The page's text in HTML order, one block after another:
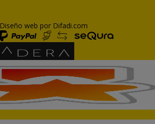
Diseño web por Difadi.com